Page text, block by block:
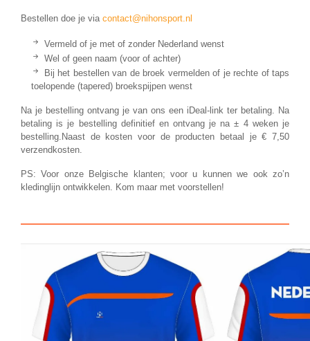
Bestellen doe je via contact@nihonsport.nl
Vermeld of je met of zonder Nederland wenst
Wel of geen naam (voor of achter)
Bij het bestellen van de broek vermelden of je rechte of taps
toelopende (tapered) broekspijpen wenst
Na je bestelling ontvang je van ons een iDeal-link ter betaling. Na
betaling is je bestelling definitief en ontvang je na ± 4 weken je
bestelling.Naast de kosten voor de producten betaal je € 7,50
verzendkosten.
PS: Voor onze Belgische klanten; voor u kunnen we ook zo’n
kledinglijn ontwikkelen. Kom maar met voorstellen!